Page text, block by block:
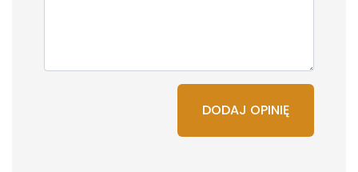
DODAJ OPINIĘ